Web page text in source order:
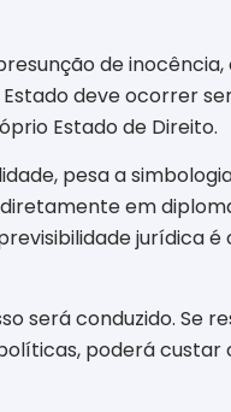
de
deve ocorrer
Estado de Direito.
pesa a
em
jurídica é
será conduzido. Se
poderá custar